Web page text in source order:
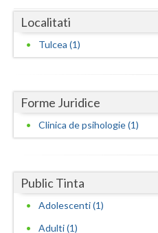
Dolj
Galati
Gorj
Harghita
Ialomita
Localitati
Tulcea (1)
Forme Juridice
Clinica de psihologie (1)
Public Tinta
Adolescenti (1)
Adulti (1)